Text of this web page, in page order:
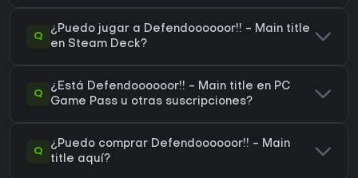
Q
¿Puedo jugar a Defendoooooor!! - Main title
en Steam Deck?
Q
¿Está Defendoooooor!! - Main title en PC
Game Pass u otras suscripciones?
Q
¿Puedo comprar Defendoooooor!! - Main
title aquí?